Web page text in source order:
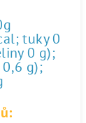
tuky 0
0 g);
g);